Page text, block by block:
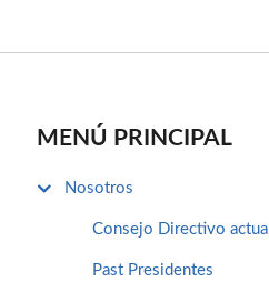
MENÚ PRINCIPAL
Nosotros
Consejo Directivo actual
Past Presidentes